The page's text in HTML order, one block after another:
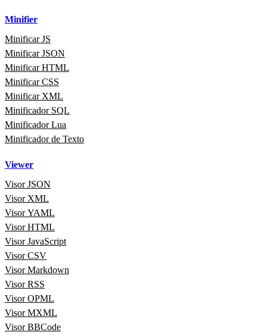
Minifier
Minificar JS
Minificar JSON
Minificar HTML
Minificar CSS
Minificar XML
Minificador SQL
Minificador Lua
Minificador de Texto
Viewer
Visor JSON
Visor XML
Visor YAML
Visor HTML
Visor JavaScript
Visor CSV
Visor Markdown
Visor RSS
Visor OPML
Visor MXML
Visor BBCode